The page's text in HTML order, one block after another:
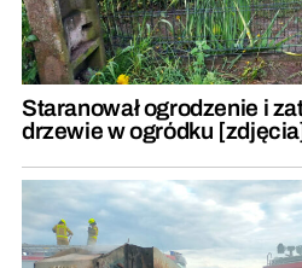
Staranował ogrodzenie i
drzewie w ogródku [zdjęcia]